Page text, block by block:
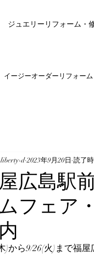
ジュエリーリフォーム
イージーオーダーリフォーム
広島駅
フェア
liberty-d 2023年9月20日 読了
)から9/26(火)まで福